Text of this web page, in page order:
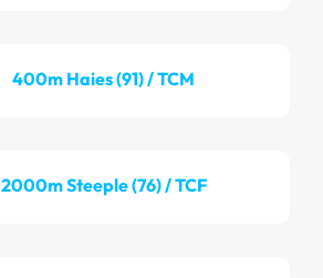
400m Haies (91) / TCM
2000m Steeple (76) / TCF